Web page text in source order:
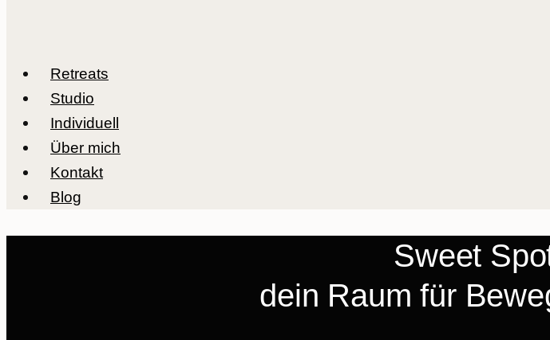
Retreats
Studio
Individuell
Über mich
Kontakt
Blog
Sweet
dein Raum für